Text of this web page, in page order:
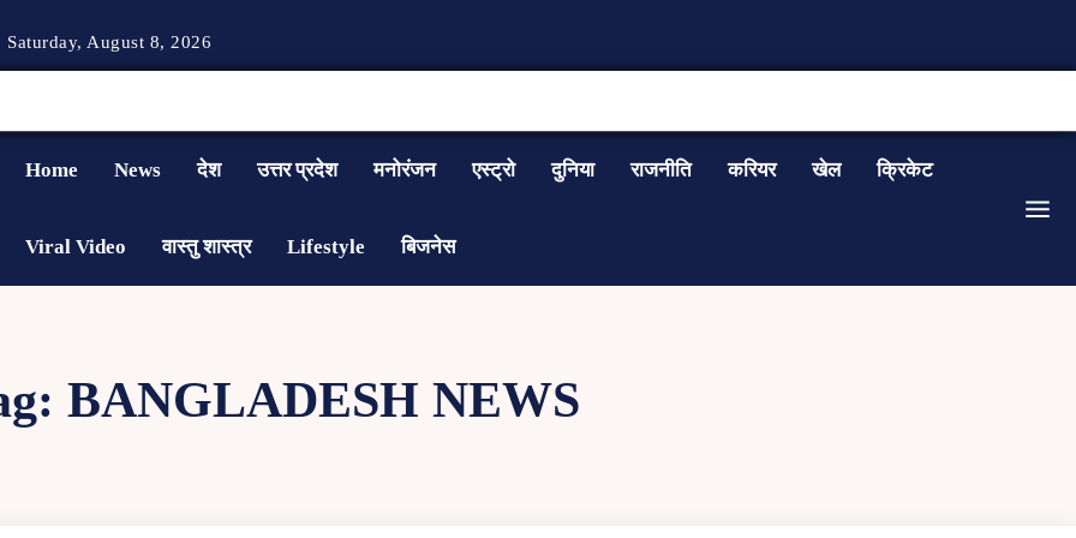
Saturday, August 8, 2026
Home News देश उत्तर प्रदेश मनोरंजन एस्ट्रो दुनिया राजनीति करियर खेल क्रिकेट
Viral Video वास्तु शास्त्र Lifestyle बिजनेस
BANGLADESH NEWS